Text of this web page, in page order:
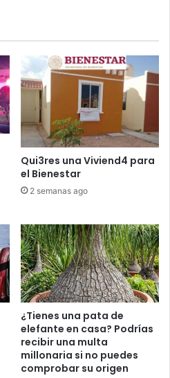
Qui3res una Viviend4 para
el Bienestar
2 semanas ago
¿Tienes una pata de
elefante en casa? Podrías
recibir una multa
millonaria si no puedes
comprobar su origen